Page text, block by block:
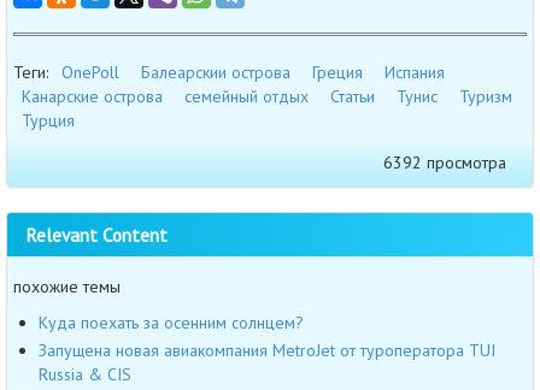
Теги: OnePoll Балеарскии острова Греция
Испания
Канарские острова
семейный отдых Статьи Тунис
Туризм
Турция
6392 просмотра
Relevant Content
похожие темы
Куда поехать за осенним солнцем?
Запущена новая авиакомпания MetroJet от туроператора TUI
Russia & CIS